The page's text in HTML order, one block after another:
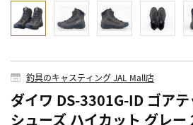
釣具のキャスティング JAL Mall店
ダイワ DS-3301G-ID ゴア
シューズ ハイカット グレー